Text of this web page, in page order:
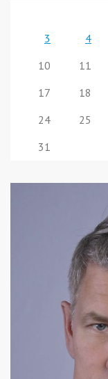
3
4
10
11
17
18
24
25
31